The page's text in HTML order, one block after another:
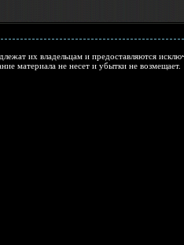
их владельцам и предоставляются
материала не несет и убытки не возмещает.